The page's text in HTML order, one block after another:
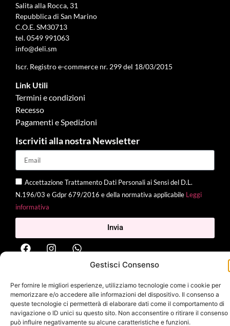
Gestisci Consenso
Per fornire le migliori esperienze, utilizziamo tecnologie come i cookie per
memorizzare e/o accedere alle informazioni del dispositivo. Il consenso a
queste tecnologie ci permetterà di elaborare dati come il comportamento di
navigazione o ID unici su questo sito. Non acconsentire o ritirare il consenso
può influire negativamente su alcune caratteristiche e funzioni.
Salita alla Rocca, 31
Repubblica di San Marino
C.O.E. SM30713
tel.0549 991063
info@deli.sm
Iscr. Registro e-commerce nr. 299 del 18/03/2015
Link Utili
Termini e condizioni
Recesso
Pagamenti e Spedizioni
Iscriviti alla nostra Newsletter
Accettazione Trattamento Dati Personali ai Sensi del D.L.
N.196/03 e Gdpr 679/2016 e della normativa applicabile Leggi
informativa
Invia
Mina